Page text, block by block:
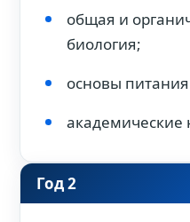
общая и
биология;
основы
академические
Год 2